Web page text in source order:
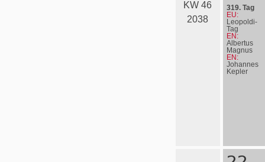
KW 46
2038
319. Tag
EU:
Leopoldi-
Tag
EN:
Albertus
Magnus
EN:
Johannes
Kepler